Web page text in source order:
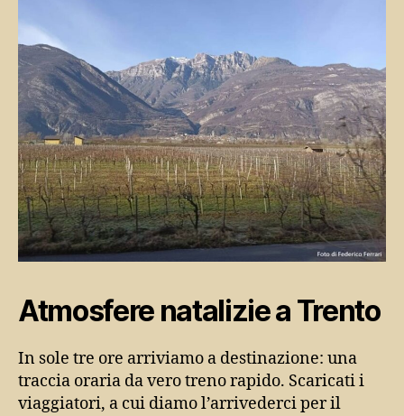
Atmosfere natalizie a Trento
In sole tre ore arriviamo a destinazione: una
traccia oraria da vero treno rapido. Scaricati i
viaggiatori, a cui diamo l’arrivederci per il